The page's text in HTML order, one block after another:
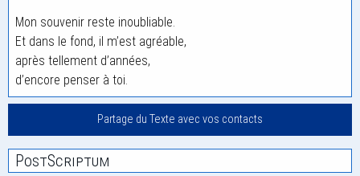
Mon souvenir reste inoubliable.
Et dans le fond, il m’est agréable,
après tellement d’années,
d’encore penser à toi.
Partage du Texte avec vos contacts
PostScriptum